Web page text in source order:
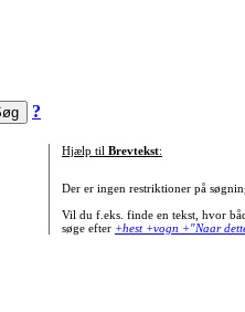
?
Hjælp til Brevtekst:
Der er ingen restriktioner på
Vil du f.eks. finde en tekst, hvor
søge efter +hest +vogn +"Naar